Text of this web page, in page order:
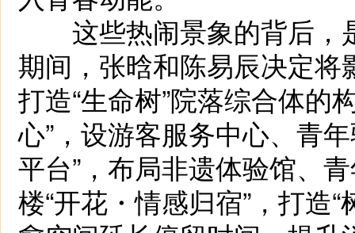
这些热闹景象的背后，
期间，张晗和陈易辰决定
打造“生命树”院落综合体的
心”，设游客服务中心、青
平台”，布局非遗体验馆、
楼“开花・情感归宿”，打造